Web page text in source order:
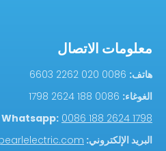
معلومات الاتصال
هاتف:
الغوغاء:
Whatsapp: 0086 188 2624 1798
البريد الإلكتروني: